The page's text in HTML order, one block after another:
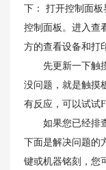
下： 打开控制面
控制面板。进入查
方的查看设备和打
先更新一下触摸
没问题，就是触摸
有反应，可以试试
如果您已经排查
下面是解决问题的
键或机器铭刻，您